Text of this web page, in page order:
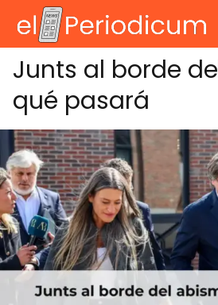
Junts al borde
qué pasará